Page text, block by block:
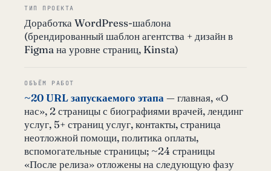
ТИП ПРОЕКТА
Доработка WordPress-шаблона
(брендированный шаблон агентства + дизайн в
Figma на уровне страниц, Kinsta)
ОБЪЁМ РАБОТ
~20 URL запускаемого этапа — главная, «О
нас», 2 страницы с биографиями врачей, лендинг
услуг, 5+ страниц услуг, контакты, страница
неотложной помощи, политика оплаты,
вспомогательные страницы; ~24 страницы
«После релиза» отложены на следующую фазу